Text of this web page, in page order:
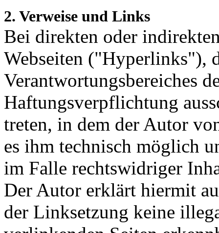
2. Verweise und Links
Bei direkten oder
Webseiten ("Hyperlinks"),
Verantwortungsbereiches
Haftungsverpflichtung
treten, in dem der Autor
es ihm technisch möglich
im Falle rechtswidriger
Der Autor erklärt hiermit
der Linksetzung keine